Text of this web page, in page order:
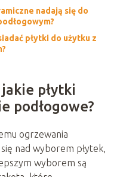
nadają się do
płytki do użytku z
płytki
podłogowe?
ogrzewania
nad wyborem płytek,
wyborem są